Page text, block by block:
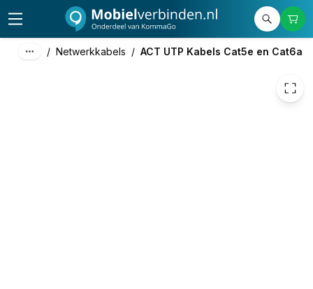
/ Netwerkkabels / ACT UTP Kabels Cat5e en Cat6a
€ 1,15